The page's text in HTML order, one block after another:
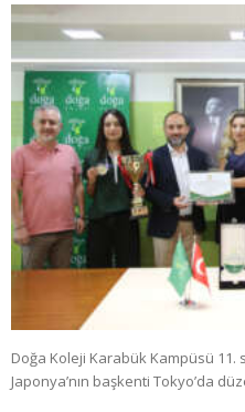
Doğa Koleji Karabük Kampüsü 11.
Japonya’nın başkenti Tokyo’da